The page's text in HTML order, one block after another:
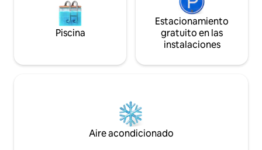
Piscina
Estacionamiento
gratuito en las
instalaciones
Aire acondicionado